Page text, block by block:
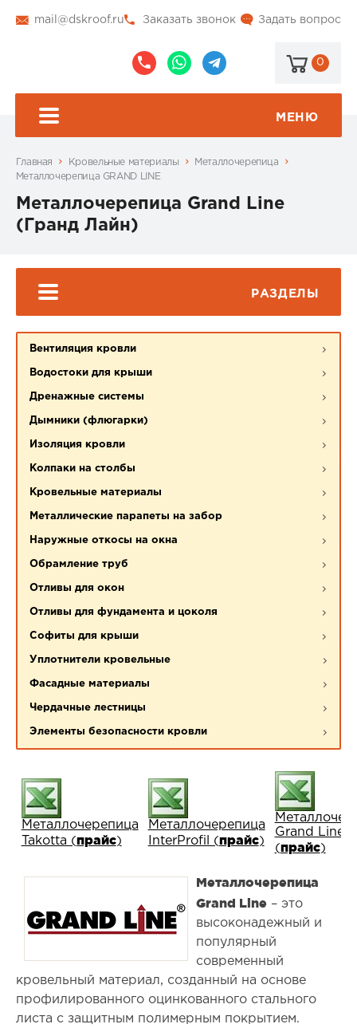
mail@dskroof.ru Задать вопрос
Заказать звонок
0
МЕНЮ
Главная Кровельные материалы
Металлочерепица
Металлочерепица GRAND LINE
Металлочерепица Grand Line
(Гранд Лайн)
РАЗДЕЛЫ
Вентиляция кровли
Водостоки для крыши
Дренажные системы
Дымники (флюгарки)
Изоляция кровли
Колпаки на столбы
Кровельные материалы
Металлические парапеты на забор
Наружные откосы на окна
Обрамление труб
Отливы для окон
Отливы для фундамента и цоколя
Софиты для крыши
Уплотнители кровельные
Фасадные материалы
Чердачные лестницы
Элементы безопасности кровли
Металлочерепица
Takotta (прайс)
Металлочерепица
InterProfil (прайс)
Grand Line
(прайс)
Металлочерепица
Grand Line– это
высоконадежный и
популярный
современный
кровельный материал, созданный на основе
профилированного оцинкованного стального
листа с защитным полимерным покрытием.